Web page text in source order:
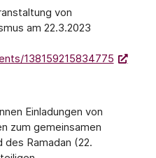
von
am 22.3.2023
138159215834775
Einladungen von
zum gemeinsamen
Ramadan (22.